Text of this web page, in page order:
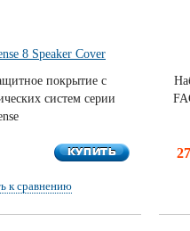
8 Speaker Cover
покрытие с
систем серии
КУПИТЬ
КУПИТЬ
к сравнению